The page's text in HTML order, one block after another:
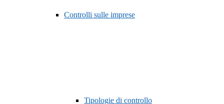
Controlli sulle imprese
Tipologie di controllo